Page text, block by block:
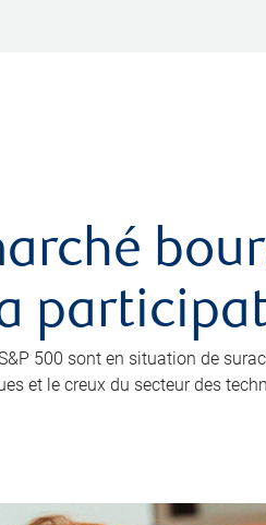
500 sont en situation de
et le creux du secteur des